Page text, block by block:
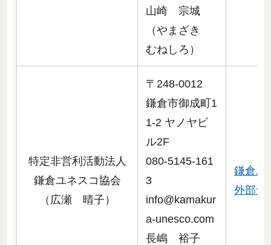
山崎 宗城
（やまざき
むねしろ）
特定非営利活動法人
鎌倉ユネスコ協会
（広瀬 晴子）
〒248-0012
鎌倉市御成町1
1-2 ヤノヤビ
ル2F
080-5145-161
3
info@kamakur
a-unesco.com
長嶋 裕子
鎌倉ユ
外部サ